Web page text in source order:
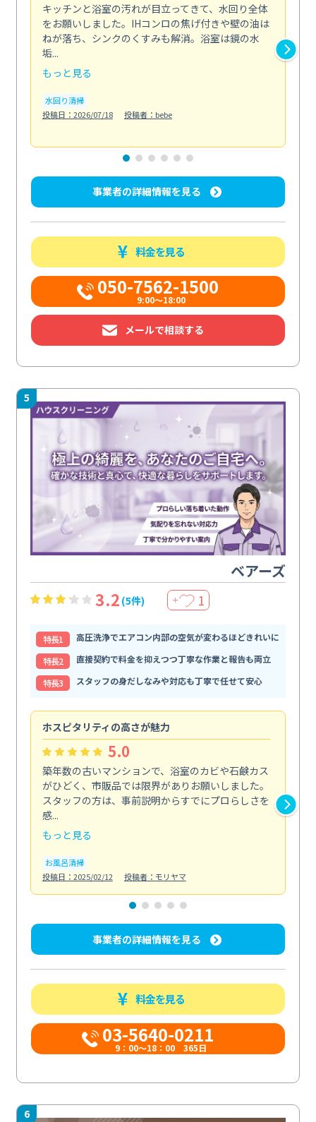
キッチンと浴室の汚れが目立ってきて、水回り全体
をお願いしました。IHコンロの焦げ付きや壁の油は
ねが落ち、シンクのくすみも解消。浴室は鏡の水
垢...
もっと見る
水回り清掃
投稿日：2026/07/18
投稿者：bebe
事業者の詳細情報を見る
料金を見る
050-7562-1500
9:00～18:00
メールで相談する
5
ベアーズ
3.2 (5件) ＋ 1
特⻑1
高圧洗浄でエアコン内部の空気が変わるほどきれいに
特⻑2
直接契約で料金を抑えつつ丁寧な作業と報告も両立
特⻑3
スタッフの身だしなみや対応も丁寧で任せて安心
ホスピタリティの高さが魅力
5.0
築年数の古いマンションで、浴室のカビや石鹸カス
がひどく、市販品では限界がありお願いしました。
スタッフの方は、事前説明からすでにプロらしさを
感...
もっと見る
お風呂清掃
投稿日：2025/02/12
投稿者：モリヤマ
事業者の詳細情報を見る
料金を見る
03-5640-0211
9：00～18：00 365日
6